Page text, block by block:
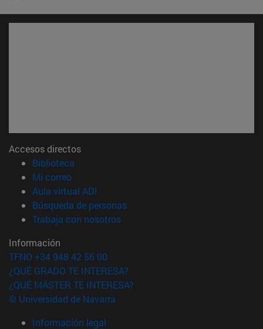
Accesos directos
Biblioteca
Mi correo(abre en nueva ventana)
Aula virtual ADI
Búsqueda de personas(abre en nueva ventana)
Trabaja con nosotros(abre en nueva ventana)
Información
TFNO +34 948 42 56 00
¿QUÉ GRADO TE INTERESA?
¿QUÉ MÁSTER TE INTERESA?
© Universidad de Navarra
Información legal